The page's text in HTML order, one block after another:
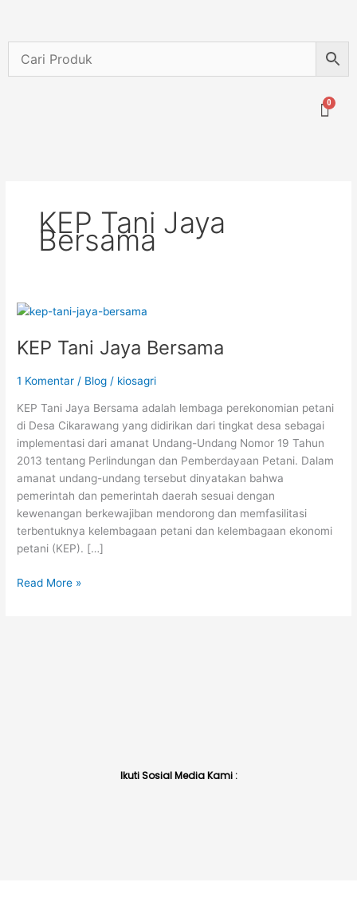
konten
KEP Tani Jaya
Bersama
KEP Tani Jaya Bersama
1 Komentar / Blog / kiosagri
KEP Tani Jaya Bersama adalah lembaga perekonomian petani
di Desa Cikarawang yang didirikan dari tingkat desa sebagai
implementasi dari amanat Undang-Undang Nomor 19 Tahun
2013 tentang Perlindungan dan Pemberdayaan Petani. Dalam
amanat undang-undang tersebut dinyatakan bahwa
pemerintah dan pemerintah daerah sesuai dengan
kewenangan berkewajiban mendorong dan memfasilitasi
terbentuknya kelembagaan petani dan kelembagaan ekonomi
petani (KEP). […]
KEP
Jaya
Read More »
Ikuti Sosial Media Kami :